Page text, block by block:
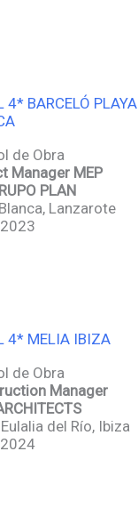
4* BARCELÓ PLAYA
de Obra
Manager MEP
PLAN
Lanzarote
4* MELIA IBIZA
de Obra
Manager
del Río, Ibiza